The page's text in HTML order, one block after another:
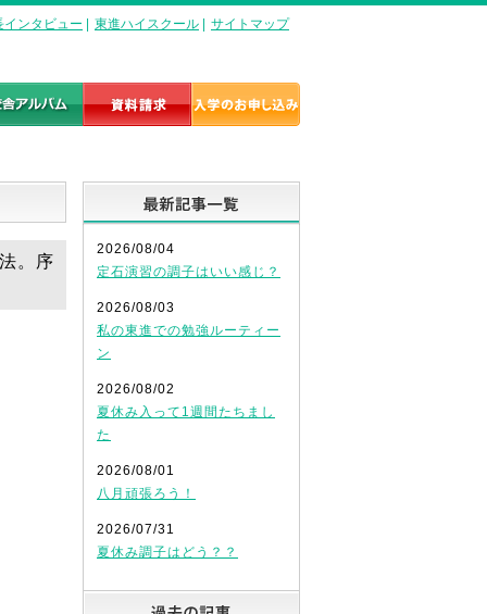
インタビュー 東進ハイスクール サイトマップ
。序
2026/08/04
定石演習の調子はいい感じ？
2026/08/03
私の東進での勉強ルーティー
ン
2026/08/02
夏休み入って1週間たちまし
た
2026/08/01
八月頑張ろう！
2026/07/31
夏休み調子はどう？？